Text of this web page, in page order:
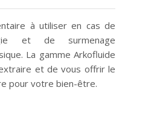
à utiliser en cas de
et de surmenage
La gamme Arkofluide
et de vous offrir le
pour votre bien-être.